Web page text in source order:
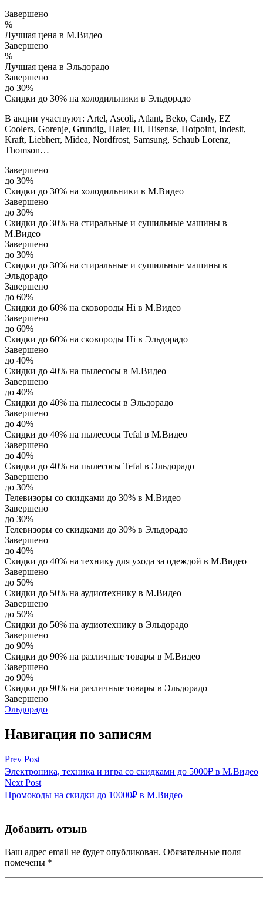
Завершено
%
Лучшая цена в М.Видео
Завершено
%
Лучшая цена в Эльдорадо
Завершено
до 30%
Скидки до 30% на холодильники в Эльдорадо
В акции участвуют: Artel, Ascoli, Atlant, Beko, Candy, EZ
Coolers, Gorenje, Grundig, Haier, Hi, Hisense, Hotpoint, Indesit,
Kraft, Liebherr, Midea, Nordfrost, Samsung, Schaub Lorenz,
Thomson…
Завершено
до 30%
Скидки до 30% на холодильники в М.Видео
Завершено
до 30%
Скидки до 30% на стиральные и сушильные машины в
М.Видео
Завершено
до 30%
Скидки до 30% на стиральные и сушильные машины в
Эльдорадо
Завершено
до 60%
Скидки до 60% на сковороды Hi в М.Видео
Завершено
до 60%
Скидки до 60% на сковороды Hi в Эльдорадо
Завершено
до 40%
Скидки до 40% на пылесосы в М.Видео
Завершено
до 40%
Скидки до 40% на пылесосы в Эльдорадо
Завершено
до 40%
Скидки до 40% на пылесосы Tefal в М.Видео
Завершено
до 40%
Скидки до 40% на пылесосы Tefal в Эльдорадо
Завершено
до 30%
Телевизоры со скидками до 30% в М.Видео
Завершено
до 30%
Телевизоры со скидками до 30% в Эльдорадо
Завершено
до 40%
Скидки до 40% на технику для ухода за одеждой в М.Видео
Завершено
до 50%
Скидки до 50% на аудиотехнику в М.Видео
Завершено
до 50%
Скидки до 50% на аудиотехнику в Эльдорадо
Завершено
до 90%
Скидки до 90% на различные товары в М.Видео
Завершено
до 90%
Скидки до 90% на различные товары в Эльдорадо
Завершено
Эльдорадо
Навигация по записям
Prev Post
Электроника, техника и игра со скидками до 5000₽ в М.Видео
Next Post
Промокоды на скидки до 10000₽ в М.Видео
Добавить отзыв
Ваш адрес email не будет опубликован. Обязательные поля
помечены *